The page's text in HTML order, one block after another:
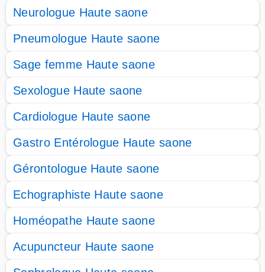
Neurologue Haute saone
Pneumologue Haute saone
Sage femme Haute saone
Sexologue Haute saone
Cardiologue Haute saone
Gastro Entérologue Haute saone
Gérontologue Haute saone
Echographiste Haute saone
Homéopathe Haute saone
Acupuncteur Haute saone